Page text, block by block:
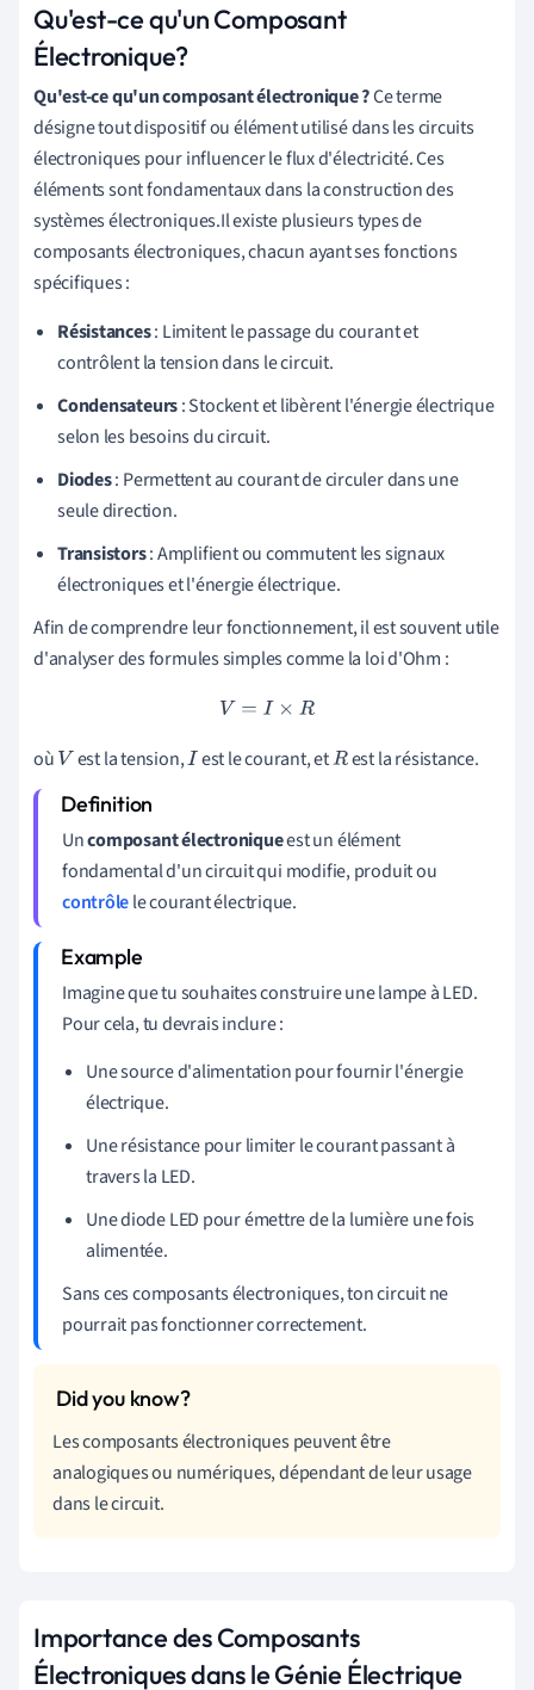
Qu'est-ce qu'un Composant
Électronique?
Qu'est-ce qu'un composant électronique ?Ce terme
désigne tout dispositif ou élément utilisé dans les circuits
électroniques pour influencer le flux d'électricité. Ces
éléments sont fondamentaux dans la construction des
systèmes électroniques.Il existe plusieurs types de
composants électroniques, chacun ayant ses fonctions
spécifiques :
Résistances: Limitent le passage du courant et
contrôlent la tension dans le circuit.
Condensateurs: Stockent et libèrent l'énergie électrique
selon les besoins du circuit.
Diodes: Permettent au courant de circuler dans une
seule direction.
Transistors: Amplifient ou commutent les signaux
électroniques et l'énergie électrique.
Afin de comprendre leur fonctionnement, il est souvent utile
d'analyser des formules simples comme la loi d'Ohm :
V=I× R
où V est la tension,I est le courant, etR est la résistance.
Uncomposant électroniqueest un élément
fondamental d'un circuit qui modifie, produit ou
contrôlele courant électrique.
Imagine que tu souhaites construire une lampe à LED.
Pour cela, tu devrais inclure :
Une source d'alimentation pour fournir l'énergie
électrique.
Une résistance pour limiter le courant passant à
travers la LED.
Une diode LED pour émettre de la lumière une fois
alimentée.
Sans ces composants électroniques, ton circuit ne
pourrait pas fonctionner correctement.
Les composants électroniques peuvent être
analogiques ou numériques, dépendant de leur usage
dans le circuit.
Importance des Composants
Électroniques dans le Génie Électrique